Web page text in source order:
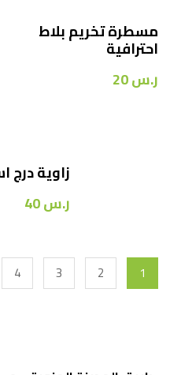
مسطرة تخريم بلاط
احترافية
ر.س20
زاوية درج
ر.س40
1
2
3
4